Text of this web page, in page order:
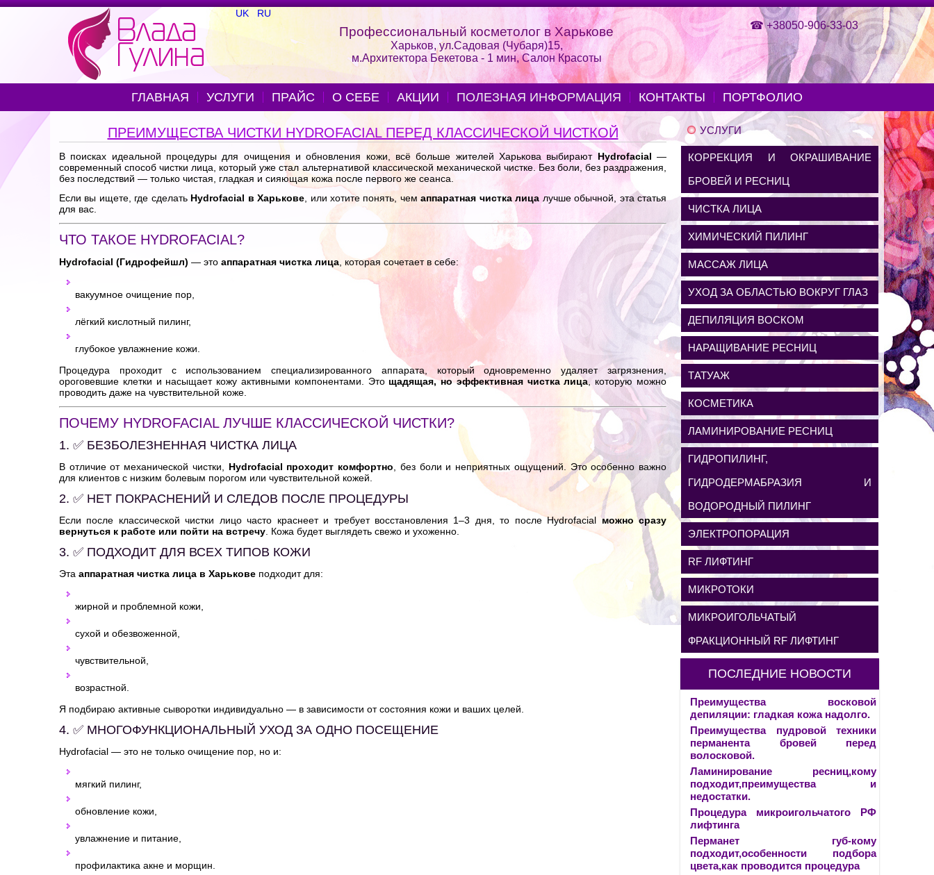
UK RU
Профессиональный косметолог в Харькове
Харьков, ул.Садовая (Чубаря)15,
м.Архитектора Бекетова - 1 мин, Салон Красоты
☎+38050-906-33-03
ГЛАВНАЯ УСЛУГИ ПРАЙС О СЕБЕ АКЦИИ ПОЛЕЗНАЯ ИНФОРМАЦИЯ КОНТАКТЫ ПОРТФОЛИО
ПРЕИМУЩЕСТВА ЧИСТКИ HYDROFACIAL ПЕРЕД КЛАССИЧЕСКОЙ ЧИСТКОЙ
В поисках идеальной процедуры для очищения и обновления кожи, всё больше жителей Харькова выбирают Hydrofacial —
современный способ чистки лица, который уже стал альтернативой классической механической чистке. Без боли, без раздражения,
без последствий — только чистая, гладкая и сияющая кожа после первого же сеанса.
Если вы ищете, где сделать Hydrofacial в Харькове , или хотите понять, чемаппаратная чистка лица лучше обычной, эта статья
для вас.
ЧТО ТАКОЕ HYDROFACIAL?
Hydrofacial (Гидрофейшл) — это аппаратная чистка лица , которая сочетает в себе:
вакуумное очищение пор,
лёгкий кислотный пилинг,
глубокое увлажнение кожи.
Процедура проходит с использованием специализированного аппарата, который одновременно удаляет загрязнения,
ороговевшие клетки и насыщает кожу активными компонентами. Это щадящая, но эффективная чистка лица, которую можно
проводить даже на чувствительной коже.
ПОЧЕМУ HYDROFACIAL ЛУЧШЕ КЛАССИЧЕСКОЙ ЧИСТКИ?
1. ✅ БЕЗБОЛЕЗНЕННАЯ ЧИСТКА ЛИЦА
В отличие от механической чистки, Hydrofacial проходит комфортно , без боли и неприятных ощущений. Это особенно важно
для клиентов с низким болевым порогом или чувствительной кожей.
2. ✅ НЕТ ПОКРАСНЕНИЙ И СЛЕДОВ ПОСЛЕ ПРОЦЕДУРЫ
Если после классической чистки лицо часто краснеет и требует восстановления 1–3 дня, то после Hydrofacialможно сразу
вернуться к работе или пойти на встречу . Кожа будет выглядеть свежо и ухоженно.
3. ✅ ПОДХОДИТ ДЛЯ ВСЕХ ТИПОВ КОЖИ
Эта аппаратная чистка лица в Харькове подходит для:
жирной и проблемной кожи,
сухой и обезвоженной,
чувствительной,
возрастной.
Я подбираю активные сыворотки индивидуально — в зависимости от состояния кожи и ваших целей.
4. ✅ МНОГОФУНКЦИОНАЛЬНЫЙ УХОД ЗА ОДНО ПОСЕЩЕНИЕ
Hydrofacial — это не только очищение пор, но и:
мягкий пилинг,
обновление кожи,
увлажнение и питание,
профилактика акне и морщин.
УСЛУГИ
КОРРЕКЦИЯ И ОКРАШИВАНИЕ
БРОВЕЙ И РЕСНИЦ
ЧИСТКА ЛИЦА
ХИМИЧЕСКИЙ ПИЛИНГ
МАССАЖ ЛИЦА
УХОД ЗА ОБЛАСТЬЮ ВОКРУГ ГЛАЗ
ДЕПИЛЯЦИЯ ВОСКОМ
НАРАЩИВАНИЕ РЕСНИЦ
ТАТУАЖ
КОСМЕТИКА
ЛАМИНИРОВАНИЕ РЕСНИЦ
ГИДРОПИЛИНГ,
ГИДРОДЕРМАБРАЗИЯ И
ВОДОРОДНЫЙ ПИЛИНГ
ЭЛЕКТРОПОРАЦИЯ
RF ЛИФТИНГ
МИКРОТОКИ
МИКРОИГОЛЬЧАТЫЙ
ФРАКЦИОННЫЙ RF ЛИФТИНГ
ПОСЛЕДНИЕ НОВОСТИ
Преимущества восковой
депиляции: гладкая кожа надолго.
Преимущества пудровой техники
перманента бровей перед
волосковой.
Ламинирование ресниц,кому
подходит,преимущества и
недостатки.
Процедура микроигольчатого РФ
лифтинга
Перманет губ-кому
подходит,особенности подбора
цвета,как проводится процедура